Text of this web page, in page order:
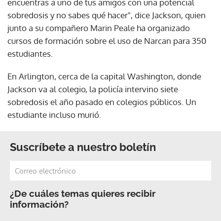
encuentras a uno de tus amigos con una potencial
sobredosis y no sabes qué hacer", dice Jackson, quien
junto a su compañero Marin Peale ha organizado
cursos de formación sobre el uso de Narcan para 350
estudiantes.
En Arlington, cerca de la capital Washington, donde
Jackson va al colegio, la policía intervino siete
sobredosis el año pasado en colegios públicos. Un
estudiante incluso murió.
Suscríbete a nuestro boletín
¿De cuáles temas quieres recibir
información?